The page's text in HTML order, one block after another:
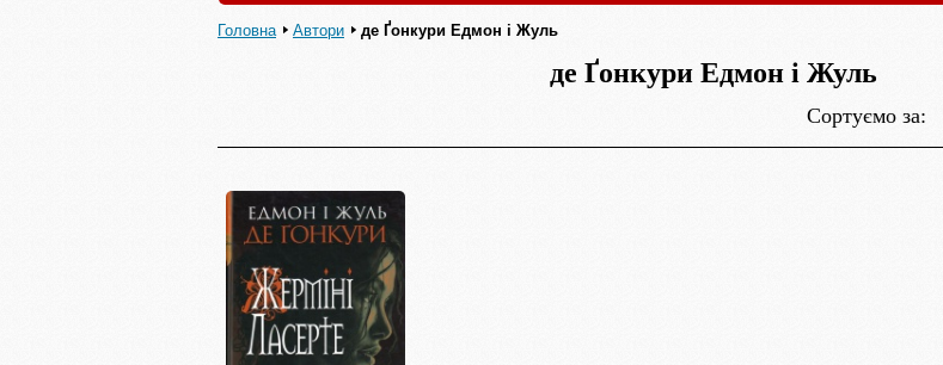
Головна Автори де Ґонкури Едмон і Жуль
де Ґонкури Едмон і Жуль
Сортуємо за: